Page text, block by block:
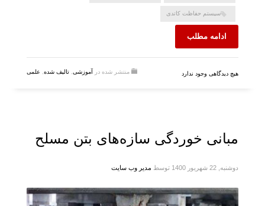
سیستم حفاظت کاتدی
ادامه مطلب
منتشر شده در آموزشی تالیف شده علمی هیچ دیدگاهی وجود ندارد
مبانی خوردگی سازه‌های بتن مسلح
دوشنبه, 22 شهریور 1400 توسط مدیر وب سایت